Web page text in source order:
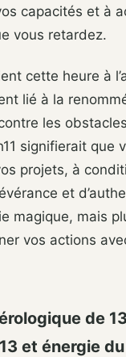
capacités et à
vous retardez.
cette heure à
lié à la
les
signifierait que
projets, à
et
magique, mais
vos actions
de
et énergie du